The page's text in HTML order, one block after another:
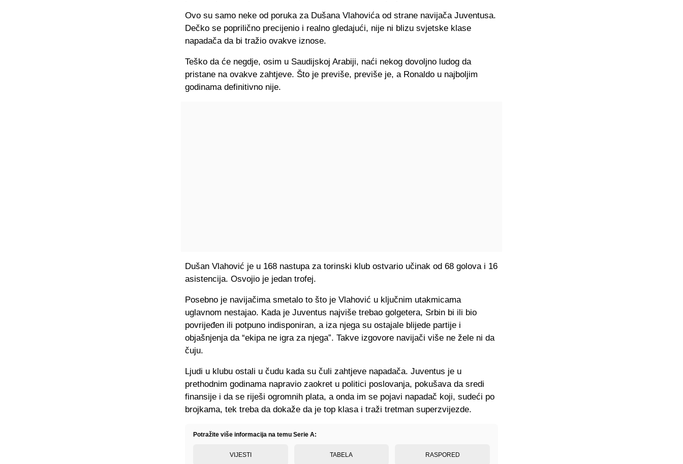
Ovo su samo neke od poruka za Dušana Vlahovića od strane navijača Juventusa.
Dečko se poprilično precijenio i realno gledajući, nije ni blizu svjetske klase
napadača da bi tražio ovakve iznose.
Teško da će negdje, osim u Saudijskoj Arabiji, naći nekog dovoljno ludog da
pristane na ovakve zahtjeve. Što je previše, previše je, a Ronaldo u najboljim
godinama definitivno nije.
Dušan Vlahović je u 168 nastupa za torinski klub ostvario učinak od 68 golova i 16
asistencija. Osvojio je jedan trofej.
Posebno je navijačima smetalo to što je Vlahović u ključnim utakmicama
uglavnom nestajao. Kada je Juventus najviše trebao golgetera, Srbin bi ili bio
povrijeđen ili potpuno indisponiran, a iza njega su ostajale blijede partije i
objašnjenja da “ekipa ne igra za njega”. Takve izgovore navijači više ne žele ni da
čuju.
Ljudi u klubu ostali u čudu kada su čuli zahtjeve napadača. Juventus je u
prethodnim godinama napravio zaokret u politici poslovanja, pokušava da sredi
finansije i da se riješi ogromnih plata, a onda im se pojavi napadač koji, sudeći po
brojkama, tek treba da dokaže da je top klasa i traži tretman superzvijezde.
Potražite više informacija na temu Serie A:
VIJESTI TABELA RASPORED